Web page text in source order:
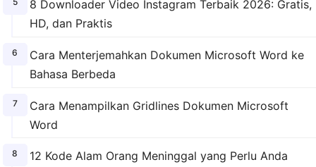
8 Downloader Video Instagram Terbaik 2026: Gratis,
HD, dan Praktis
Cara Menterjemahkan Dokumen Microsoft Word ke
Bahasa Berbeda
Cara Menampilkan Gridlines Dokumen Microsoft
Word
12 Kode Alam Orang Meninggal yang Perlu Anda